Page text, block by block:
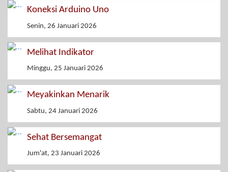
Koneksi Arduino Uno
Senin, 26 Januari 2026
Melihat Indikator
Minggu, 25 Januari 2026
Meyakinkan Menarik
Sabtu, 24 Januari 2026
Sehat Bersemangat
Jum'at, 23 Januari 2026